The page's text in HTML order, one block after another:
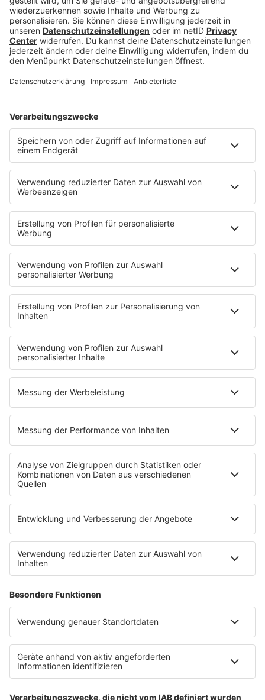
von Zara Larsson sind – jeder Song erzählt eine
Geschichte und lässt dich die Magie der Musik
erleben.
Fazit: Dein Soundtrack für jede Gelegenheit
Musik ist mehr als nur Unterhaltung – es ist ein
Lebensgefühl. Mit bigFM Just Music hast du den
perfekten Soundtrack für jede Gelegenheit. Also
schnapp dir deine Kopfhörer, dreh die Lautstärke
auf und mach dich bereit für den ultimativen
Musikgenuss. Tune in und lass die Party beginnen!
HOME
INFOS
Kontakt
Jobs & Praktika
Pressekontakt
Presse & Downloads
Wetter
EMPFANG
Übersicht
bigFM App
radio.de
radioplayer.de
Partner
WERBUNG
Leistungen und Produkte
Ansprechpartner
RECHTLICHES
Impressum
Datenschutz
Datenschutzeinstellungen
Datenverarbeitung bei Gewinnspielen
Teilnahmebedingungen
Bildnachweise